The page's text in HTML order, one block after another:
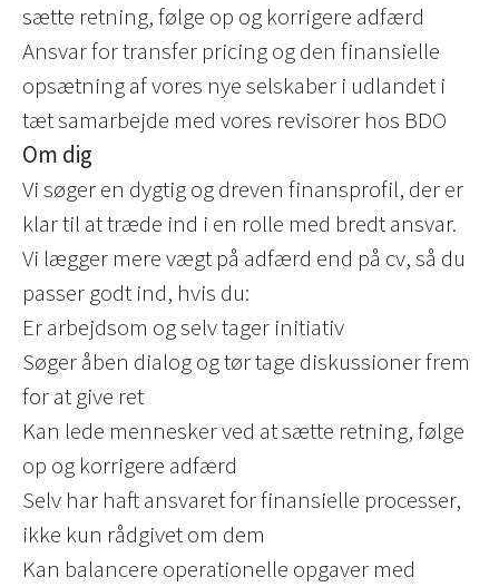
sætte retning, følge op og korrigere adfærd
Ansvar for transfer pricing og den finansielle
opsætning af vores nye selskaber i udlandet i
tæt samarbejde med vores revisorer hos BDO
Om dig
Vi søger en dygtig og dreven finansprofil, der er
klar til at træde ind i en rolle med bredt ansvar.
Vi lægger mere vægt på adfærd end på cv, så du
passer godt ind, hvis du:
Er arbejdsom og selv tager initiativ
Søger åben dialog og tør tage diskussioner frem
for at give ret
Kan lede mennesker ved at sætte retning, følge
op og korrigere adfærd
Selv har haft ansvaret for finansielle processer,
ikke kun rådgivet om dem
Kan balancere operationelle opgaver med